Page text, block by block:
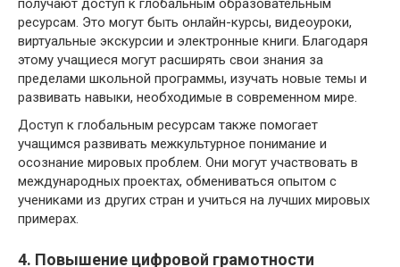
получают доступ к глобальным образовательным
ресурсам. Это могут быть онлайн-курсы, видеоуроки,
виртуальные экскурсии и электронные книги. Благодаря
этому учащиеся могут расширять свои знания за
пределами школьной программы, изучать новые темы и
развивать навыки, необходимые в современном мире.
Доступ к глобальным ресурсам также помогает
учащимся развивать межкультурное понимание и
осознание мировых проблем. Они могут участвовать в
международных проектах, обмениваться опытом с
учениками из других стран и учиться на лучших мировых
примерах.
4. Повышение цифровой грамотности